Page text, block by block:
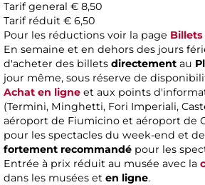
Tarif general € 8,50
Tarif réduit € 6,50
Pour les réductions voir la page Billets
En semaine et en dehors des jours
d'acheter des billets directement au
jour même, sous réserve de
Achat en ligne et aux points
(Termini, Minghetti, Fori Imperiali,
aéroport de Fiumicino et aéroport de
pour les spectacles du week-end et
fortement recommandé pour les
Entrée à prix réduit au musée avec la
dans les musées et en ligne.